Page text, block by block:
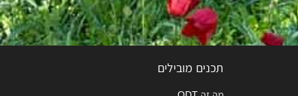
תכנים מובילים